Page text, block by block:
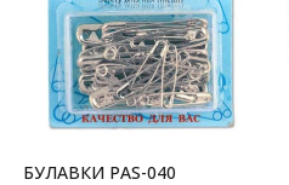
БУЛАВКИ PAS-040